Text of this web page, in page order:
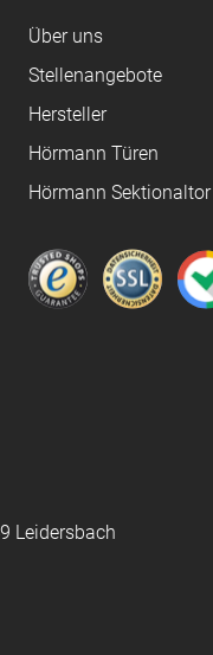
Über uns
Stellenangebote
Hersteller
Hörmann Türen
Hörmann Sektionaltor
Leidersbach